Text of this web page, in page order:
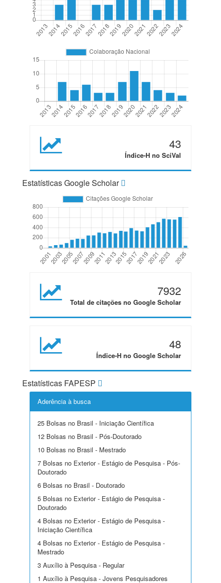
43
Índice-H no SciVal
Estatísticas Google Scholar
7932
Total de citações no Google Scholar
48
Índice-H no Google Scholar
Estatísticas FAPESP
Aderência à busca
25 Bolsas no Brasil - Iniciação Científica
12 Bolsas no Brasil - Pós-Doutorado
10 Bolsas no Brasil - Mestrado
7 Bolsas no Exterior - Estágio de Pesquisa - Pós-
Doutorado
6 Bolsas no Brasil - Doutorado
5 Bolsas no Exterior - Estágio de Pesquisa -
Doutorado
4 Bolsas no Exterior - Estágio de Pesquisa -
Iniciação Científica
4 Bolsas no Exterior - Estágio de Pesquisa -
Mestrado
3 Auxílio à Pesquisa - Regular
1 Auxílio à Pesquisa - Jovens Pesquisadores